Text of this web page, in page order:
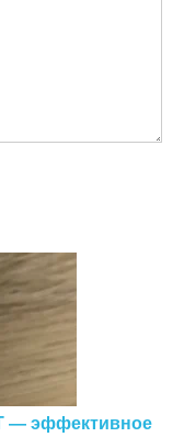
— эффективное